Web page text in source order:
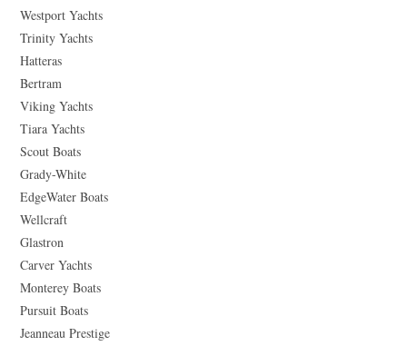
Westport Yachts
Trinity Yachts
Hatteras
Bertram
Viking Yachts
Tiara Yachts
Scout Boats
Grady-White
EdgeWater Boats
Wellcraft
Glastron
Carver Yachts
Monterey Boats
Pursuit Boats
Jeanneau Prestige